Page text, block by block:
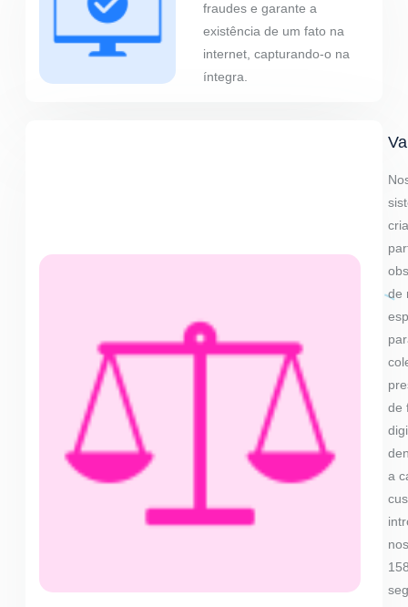
fraudes e garante a
existência de um fato na
internet, capturando-o na
íntegra.
de
de
a